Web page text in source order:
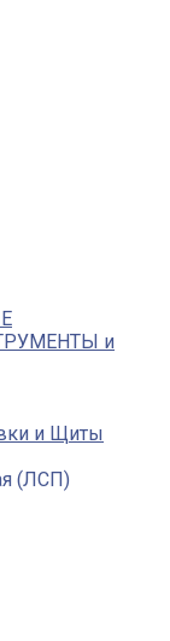
и
и Щиты
(ЛСП)